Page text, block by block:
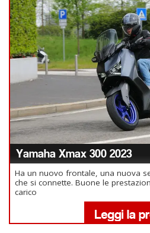
Yamaha Xmax 300 2023
Ha un nuovo frontale, una nuova
che si connette. Buone le
carico